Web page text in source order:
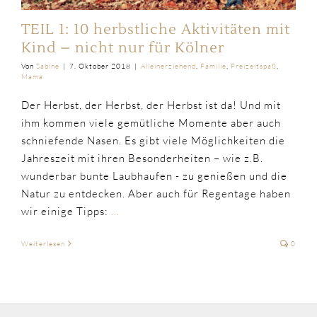
TEIL 1: 10 herbstliche Aktivitäten mit
Kind – nicht nur für Kölner
Von Sabine | 7. Oktober 2018 | Alleinerziehend, Familie, Freizeitspaß,
Mama
Der Herbst, der Herbst, der Herbst ist da! Und mit
ihm kommen viele gemütliche Momente aber auch
schniefende Nasen. Es gibt viele Möglichkeiten die
Jahreszeit mit ihren Besonderheiten – wie z.B.
wunderbar bunte Laubhaufen - zu genießen und die
Natur zu entdecken. Aber auch für Regentage haben
wir einige Tipps: ...
Weiterlesen 0